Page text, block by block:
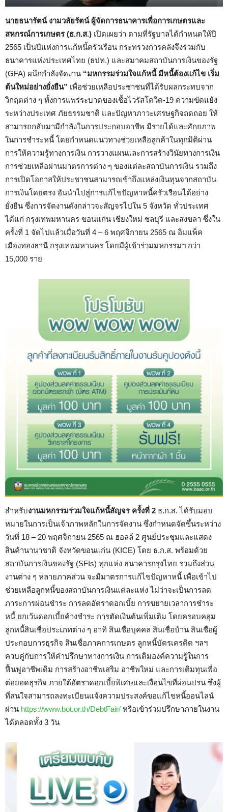
นายธนารัตน์ งามวลัยรัตน์ ผู้จัดการธนาคารเพื่อการเกษตรและ
สหกรณ์การเกษตร (ธ.ก.ส.) เปิดเผยว่า ตามที่รัฐบาลได้กำหนดให้ปี
2565 เป็นปีแห่งการแก้หนี้ครัวเรือน กระทรวงการคลังจึงร่วมกับ
ธนาคารแห่งประเทศไทย (ธปท.) และสมาคมสถาบันการเงินของรัฐ
(GFA) ผนึกกำลังจัดงาน “มหกรรมร่วมใจแก้หนี้ มีหนี้ต้องแก้ไข เริ่ม
ต้นใหม่อย่างยั่งยืน” เพื่อช่วยเหลือประชาชนที่ได้รับผลกระทบจาก
วิกฤตต่าง ๆ ทั้งการแพร่ระบาดของเชื้อไวรัสโควิด-19 ความขัดแย้ง
ระหว่างประเทศ ภัยธรรมชาติ และปัญหาภาวะเศรษฐกิจถดถอย ให้
สามารถกลับมามีกำลังในการประกอบอาชีพ มีรายได้และศักยภาพ
ในการชำระหนี้ โดยกำหนดแนวทางช่วยเหลือลูกค้าในทุกมิติผ่าน
การให้ความรู้ทางการเงิน การวางแผนและการสร้างวินัยทางการเงิน
การช่วยเหลือผ่านมาตรการต่าง ๆ ของแต่ละสถาบันการเงิน รวมถึง
การเปิดโอกาสให้ประชาชนสามารถเข้าถึงแหล่งเงินทุนจากสถาบัน
การเงินโดยตรง อันนำไปสู่การแก้ไขปัญหาหนี้ครัวเรือนได้อย่าง
ยั่งยืน ซึ่งการจัดงานดังกล่าวจะสัญจรไปใน 5 จังหวัด ทั่วประเทศ
ได้แก่ กรุงเทพมหานคร ขอนแก่น เชียงใหม่ ชลบุรี และสงขลา ซึ่งใน
ครั้งที่ 1 จัดไปแล้วเมื่อวันที่ 4 – 6 พฤศจิกายน 2565 ณ อิมแพ็ค
เมืองทองธานี กรุงเทพมหานคร โดยมีผู้เข้าร่วมมหกรรมฯ กว่า
15,000 ราย
สำหรับงานมหกรรมร่วมใจแก้หนี้สัญจร ครั้งที่ 2 ธ.ก.ส. ได้รับมอบ
หมายในการเป็นเจ้าภาพหลักในการจัดงาน ซึ่งกำหนดจัดขึ้นระหว่าง
วันที่ 18 – 20 พฤศจิกายน 2565 ณ ฮอลล์ 2 ศูนย์ประชุมและแสดง
สินค้านานาชาติ จังหวัดขอนแก่น (KICE) โดย ธ.ก.ส. พร้อมด้วย
สถาบันการเงินของรัฐ (SFIs) ทุกแห่ง ธนาคารกรุงไทย รวมถึงส่วน
งานต่าง ๆ หลายภาคส่วน จะมีมาตรการแก้ไขปัญหาหนี้ เพื่อเข้าไป
ช่วยเหลือลูกหนี้ของสถาบันการเงินแต่ละแห่ง ไม่ว่าจะเป็นการลด
ภาระการผ่อนชำระ การลดอัตราดอกเบี้ย การขยายเวลาการชำระ
หนี้ ยกเว้นดอกเบี้ยค้างชำระ การตัดเงินต้นเพิ่มเติม โดยครอบคลุม
ลูกหนี้สินเชื่อประเภทต่าง ๆ อาทิ สินเชื่อบุคคล สินเชื่อบ้าน สินเชื่อผู้
ประกอบการธุรกิจ สินเชื่อภาคการเกษตร ลูกหนี้บัตรเครดิต ฯลฯ
ควบคู่กับการให้คำปรึกษาทางการเงิน การเติมองค์ความรู้ในการ
ฟื้นฟูอาชีพเดิม การสร้างอาชีพเสริม อาชีพใหม่ และการเติมทุนเพื่อ
ต่อยอดธุรกิจ ภายใต้อัตราดอกเบี้ยพิเศษและเงื่อนไขที่ผ่อนปรน ซึ่งผู้
ที่สนใจสามารถลงทะเบียนแจ้งความประสงค์ขอแก้ไขหนี้ออนไลน์
ผ่าน https://www.bot.or.th/DebtFair/ หรือเข้าร่วมปรึกษาภายในงาน
ได้ตลอดทั้ง 3 วัน